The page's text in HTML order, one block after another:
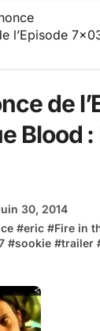
l’Episode
de
Blood
30, 2014
#eric #Fire in
#sookie #trailer